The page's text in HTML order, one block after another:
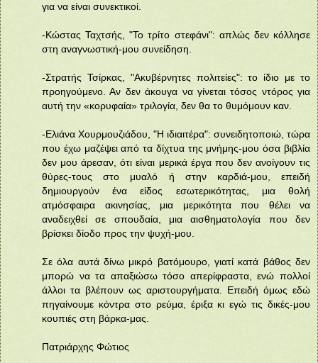
για να είναι συνεκτικοί.
-Κώστας Ταχτσής, "Το τρίτο στεφάνι": απλώς δεν κόλλησε
στη αναγνωστική-μου συνείδηση.
-Στρατής Τσίρκας, "Ακυβέρνητες πολιτείες": το ίδιο με το
προηγούμενο. Αν δεν άκουγα να γίνεται τόσος ντόρος για
αυτή την «κορυφαία» τριλογία, δεν θα το θυμόμουν καν.
-Ελιάνα Χουρμουζιάδου, "Η ιδιαιτέρα": συνειδητοποιώ, τώρα
που έχω μαζέψει από τα δίχτυα της μνήμης-μου όσα βιβλία
δεν μου άρεσαν, ότι είναι μερικά έργα που δεν ανοίγουν τις
θύρες-τους στο μυαλό ή στην καρδιά-μου, επειδή
δημιουργούν ένα είδος εσωτερικότητας, μια θολή
ατμόσφαιρα ακινησίας, μια μερικότητα που θέλει να
αναδειχθεί σε σπουδαία, μια αισθηματολογία που δεν
βρίσκει δίοδο προς την ψυχή-μου.
Σε όλα αυτά δίνω μικρό βατόμουρο, γιατί κατά βάθος δεν
μπορώ να τα απαξιώσω τόσο απερίφραστα, ενώ πολλοί
άλλοι τα βλέπουν ως αριστουργήματα. Επειδή όμως εδώ
πηγαίνουμε κόντρα στο ρεύμα, έριξα κι εγώ τις δικές-μου
κουπιές στη βάρκα-μας.
Πατριάρχης Φώτιος